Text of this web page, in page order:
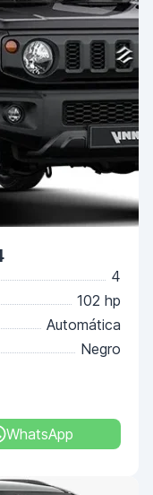
4
102 hp
Automática
Negro
WhatsApp